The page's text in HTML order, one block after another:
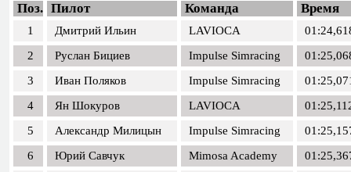
Поз. Пилот Команда Время
1 Дмитрий Ильин LAVIOCA
2
Руслан Бициев Impulse Simracing
3
Иван Поляков Impulse Simracing
4
Ян Шокуров LAVIOCA
5
Александр Милицын Impulse Simracing
6
Юрий Савчук Mimosa Academy